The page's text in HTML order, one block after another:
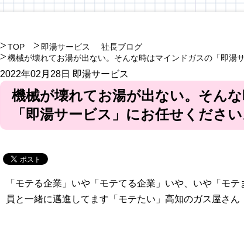
TOP 即湯サービス
社長ブログ
機械が壊れてお湯が出ない。そんな時はマインドガスの「即湯
2022年02月28日 即湯サービス
機械が壊れてお湯が出ない。そん
「即湯サービス」にお任せください
「モテる企業」いや「モテてる企業」いや、いや「モ
員と一緒に邁進してます「モテたい」高知のガス屋さ